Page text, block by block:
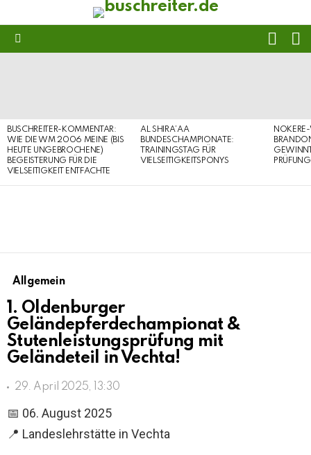
BUSCHREITER-KOMMENTAR:
WIE DIE WM 2006 MEINE (BIS
HEUTE UNGEBROCHENE)
BEGEISTERUNG FÜR DIE
VIELSEITIGKEIT ENTFACHTE
AL SHIRA’AA
BUNDESCHAMPIONATE:
TRAININGSTAG FÜR
VIELSEITIGKEITSPONYS
PRÜFUNG
Allgemein
1. Oldenburger
Geländepferdechampionat &
Stutenleistungsprüfung mit
Geländeteil in Vechta!
29. April 2025, 13:30
📅 06. August 2025
📍 Landeslehrstätte in Vechta